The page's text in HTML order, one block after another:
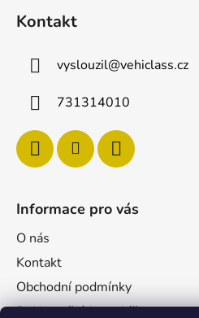
Kontakt
vyslouzil@vehiclass.cz
731314010
Informace pro vás
O nás
Kontakt
Obchodní podmínky
Reklamační formulář